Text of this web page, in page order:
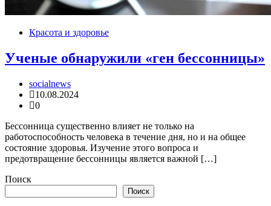
Красота и здоровье
Ученые обнаружили «ген бессонницы»
socialnews
10.08.2024
0
Бессонница существенно влияет не только на
работоспособность человека в течение дня, но и на общее
состояние здоровья. Изучение этого вопроса и
предотвращение бессонницы является важной […]
Поиск
Поиск